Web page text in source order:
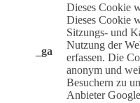
_ga
Dieses Cookie
Dieses Cookie
Sitzungs- und
Nutzung der
erfassen. Die
anonym und
Besuchern zu
Anbieter